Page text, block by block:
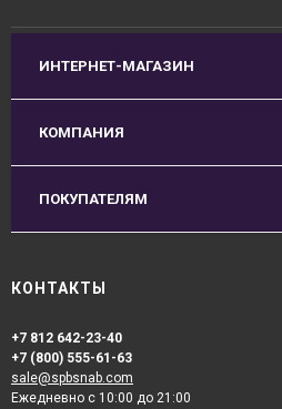
ИНТЕРНЕТ-МАГАЗИН
КОМПАНИЯ
ПОКУПАТЕЛЯМ
КОНТАКТЫ
+7 812 642-23-40
+7 (800) 555-61-63
sale@spbsnab.com
Ежедневно с 10:00 до 21:00